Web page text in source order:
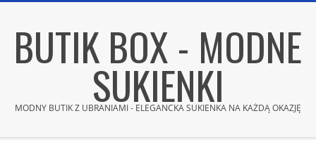
contentBUTIK BOX - MODNE
SUKIENKI
MODNY BUTIK Z UBRANIAMI - ELEGANCKA SUKIENKA NA KAŻDĄ OKAZJĘ